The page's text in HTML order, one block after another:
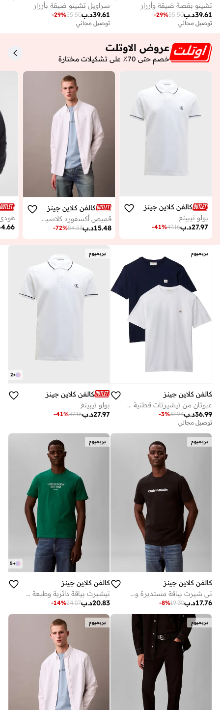
تشينو بقصة ضيقة وأزرار
د.ب39.61
55.50
-29%
توصيل مجاني
سراويل تشينو ضيقة بأزرار
د.ب39.61
55.50
-29%
توصيل مجاني
عروض الاوتلت
خصم حتى 70٪ على تشكيلات مختارة
كالفن كلاين جينز
بولو تيبينغ
د.ب27.97
47.16
-41%
كالفن كلاين جينز
قميص أكسفورد كلاسيك بأزرار سادة
د.ب15.48
54.53
-72%
بريميوم
كالفن كلاين جينز
عبوتان من تيشيرتات قطنية بشارات
د.ب36.99
37.94
-3%
توصيل مجاني
بريميوم
+
2
كالفن كلاين جينز
بولو تيبينغ
د.ب27.97
47.16
-41%
بريميوم
كالفن كلاين جينز
تي شيرت بياقة مستديرة وشعار خطي
د.ب17.76
19.30
-8%
بريميوم
+
5
كالفن كلاين جينز
تيشيرت بياقة دائرية وطبعة شعار
د.ب20.83
24.07
-14%
بريميوم بريميوم